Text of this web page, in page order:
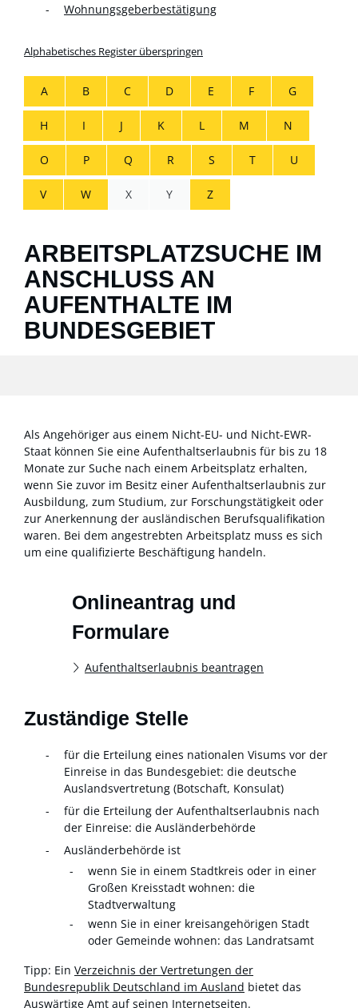
Wohnungsgeberbestätigung
Alphabetisches Register überspringen
A B C D E F G
H I J K L M N
O P Q R S T U
V W X Y Z
ARBEITSPLATZSUCHE IM
ANSCHLUSS AN
AUFENTHALTE IM
BUNDESGEBIET
Als Angehöriger aus einem Nicht-EU- und Nicht-EWR-
Staat können Sie eine Aufenthaltserlaubnis für bis zu 18
Monate zur Suche nach einem Arbeitsplatz erhalten,
wenn Sie zuvor im Besitz einer Aufenthaltserlaubnis zur
Ausbildung, zum Studium, zur Forschungstätigkeit oder
zur Anerkennung der ausländischen Berufsqualifikation
waren. Bei dem angestrebten Arbeitsplatz muss es sich
um eine qualifizierte Beschäftigung handeln.
Onlineantrag und
Formulare
Aufenthaltserlaubnis beantragen
Zuständige Stelle
für die Erteilung eines nationalen Visums vor der
Einreise in das Bundesgebiet: die deutsche
Auslandsvertretung (Botschaft, Konsulat)
für die Erteilung der Aufenthaltserlaubnis nach
der Einreise: die Ausländerbehörde
Ausländerbehörde ist
wenn Sie in einem Stadtkreis oder in einer
Großen Kreisstadt wohnen: die
Stadtverwaltung
wenn Sie in einer kreisangehörigen Stadt
oder Gemeinde wohnen: das Landratsamt
Tipp: Ein Verzeichnis der Vertretungen der
Bundesrepublik Deutschland im Ausland bietet das
Auswärtige Amt auf seinen Internetseiten.